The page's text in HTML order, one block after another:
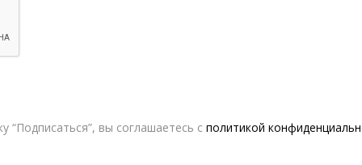
ДОБАВИТЬ В СПИСОК ЖЕЛАНИЙ
“Подписаться”, вы соглашаетесь с политикой